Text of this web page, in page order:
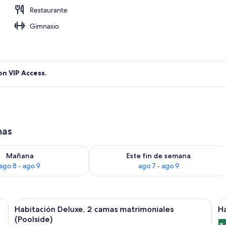
Restaurante
Gimnasio
VIP Access.
Mañana
8 - ago 9
para mañana ago 8 - ago 9
Este fin de semana
ago 7 - ago 9
Consulta la disponibilidad para este
una cama grande, un escritorio con silla, una mesita redonda pequeña,
Abrir
todas
Habitación de hotel con dos camas,
7
Habitación Deluxe, 2 camas matrimoniales
(Poolside)